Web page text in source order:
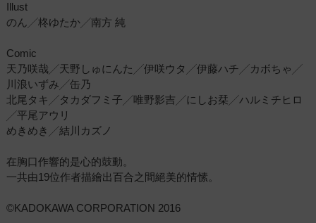
Illust
のん╱柊ゆたか╱南方 純
Comic
天乃咲哉╱天野しゅにんた╱伊咲ウタ╱伊藤ハチ╱カボちゃ╱
川浪いずみ╱缶乃
北尾タキ╱タカダフミ子╱唯野影吉╱にしお栞╱ハルミチヒロ
╱平尾アウリ
めきめき╱結川カズノ
在胸口作響的是心的鼓動。
一共由19位作者描繪出百合之間絕美的情愫。
©KADOKAWA CORPORATION 2016